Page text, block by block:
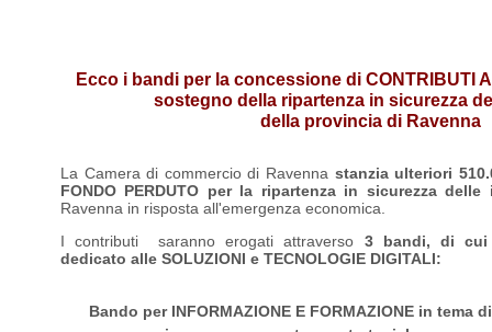
Ecco i bandi per la concessione di CONTRIBUTI
sostegno della ripartenza in sicurezza
della provincia di Ravenna
La Camera di commercio di Ravenna stanzia ulteriori
FONDO PERDUTO per la ripartenza in sicurezza delle
Ravenna in risposta all'emergenza economica.
I contributi saranno erogati attraverso 3 bandi, di cui
dedicato alle SOLUZIONI e TECNOLOGIE DIGITALI:
Bando per INFORMAZIONE E FORMAZIONE in tema di